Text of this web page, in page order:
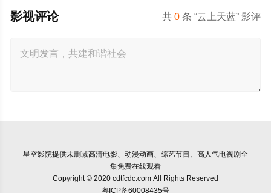
共0 条 “云上天蓝” 影评
影视评论
星空影院提供未删减高清电影、动漫动画、综艺节目、高人气电视剧全
集免费在线观看
Copyright © 2020 cdtfcdc.com All Rights Reserved
粤ICP备60008435号